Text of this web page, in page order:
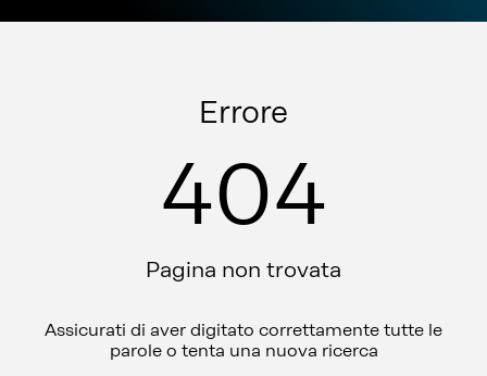
Errore
404
Pagina non trovata
Assicurati di aver digitato correttamente tutte le
parole o tenta una nuova ricerca